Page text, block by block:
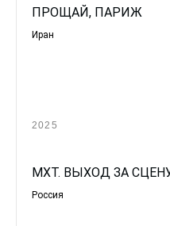
ПРОЩАЙ, ПАРИЖ
Иран
2025
МХТ. ВЫХОД ЗА
Россия